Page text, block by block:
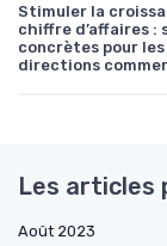
Stimuler la
chiffre d’affaires :
concrètes pour les
directions
Les articles
Août 2023